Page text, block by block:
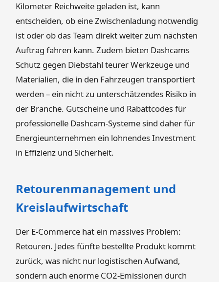
Kilometer Reichweite geladen ist, kann
entscheiden, ob eine Zwischenladung notwendig
ist oder ob das Team direkt weiter zum nächsten
Auftrag fahren kann. Zudem bieten Dashcams
Schutz gegen Diebstahl teurer Werkzeuge und
Materialien, die in den Fahrzeugen transportiert
werden – ein nicht zu unterschätzendes Risiko in
der Branche. Gutscheine und Rabattcodes für
professionelle Dashcam-Systeme sind daher für
Energieunternehmen ein lohnendes Investment
in Effizienz und Sicherheit.
Retourenmanagement und
Kreislaufwirtschaft
Der E-Commerce hat ein massives Problem:
Retouren. Jedes fünfte bestellte Produkt kommt
zurück, was nicht nur logistischen Aufwand,
sondern auch enorme CO2-Emissionen durch